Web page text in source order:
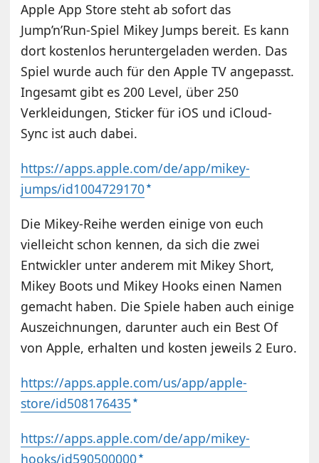
Apple App Store steht ab sofort das
Jump’n’Run-Spiel Mikey Jumps bereit. Es kann
dort kostenlos heruntergeladen werden. Das
Spiel wurde auch für den Apple TV angepasst.
Ingesamt gibt es 200 Level, über 250
Verkleidungen, Sticker für iOS und iCloud-
Sync ist auch dabei.
https://apps.apple.com/de/app/mikey-
jumps/id1004729170
Die Mikey-Reihe werden einige von euch
vielleicht schon kennen, da sich die zwei
Entwickler unter anderem mit Mikey Short,
Mikey Boots und Mikey Hooks einen Namen
gemacht haben. Die Spiele haben auch einige
Auszeichnungen, darunter auch ein Best Of
von Apple, erhalten und kosten jeweils 2 Euro.
https://apps.apple.com/us/app/apple-
store/id508176435
https://apps.apple.com/de/app/mikey-
hooks/id590500000